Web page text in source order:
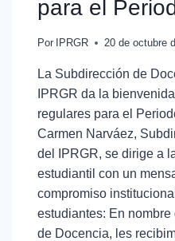
para el
Por IPRGR 20 de octubre
La Subdirección de
IPRGR da la
regulares para el
Carmen Narváez,
del IPRGR, se dirige a
estudiantil con un
compromiso
estudiantes: En
de Docencia, les